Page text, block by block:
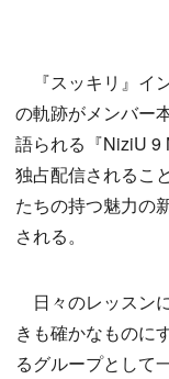
『スッキリ』イ
の軌跡がメンバー
語られる『NiziU 9
独占配信されるこ
たちの持つ魅力の
される。
日々のレッスン
きも確かなものに
るグループとして